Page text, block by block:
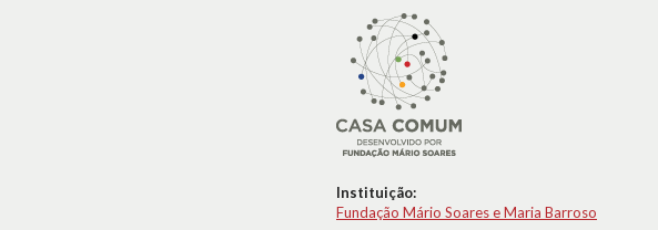
Instituição:
Fundação Mário Soares e Maria Barroso